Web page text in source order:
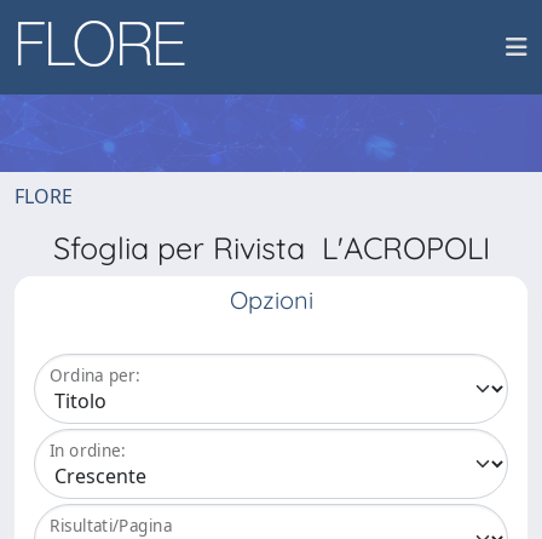
FLORE
Sfoglia per Rivista L'ACROPOLI
Opzioni
Ordina per:
In ordine:
Risultati/Pagina